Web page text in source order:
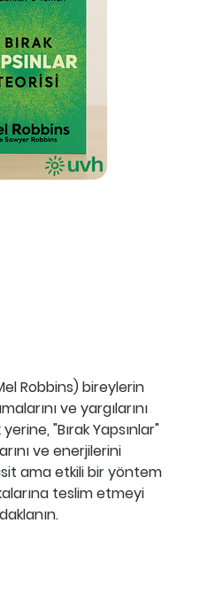
Robbins) bireylerin
ve yargılarını
"Bırak Yapsınlar"
ve enerjilerini
ama etkili bir yöntem
teslim etmeyi